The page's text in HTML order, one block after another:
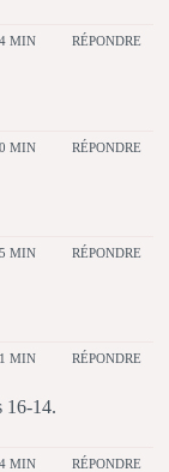
MIN RÉPONDRE
MIN RÉPONDRE
MIN RÉPONDRE
MIN RÉPONDRE
16-14.
MIN RÉPONDRE